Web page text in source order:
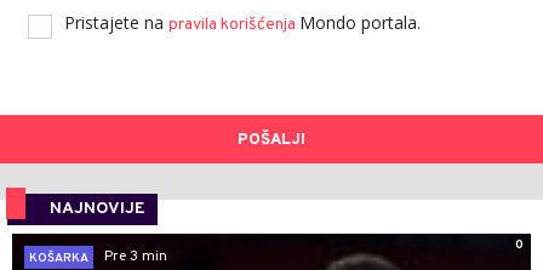
Pristajete na pravila korišćenja Mondo portala.
POŠALJI
NAJNOVIJE
0
KOŠARKA
Pre 3 min